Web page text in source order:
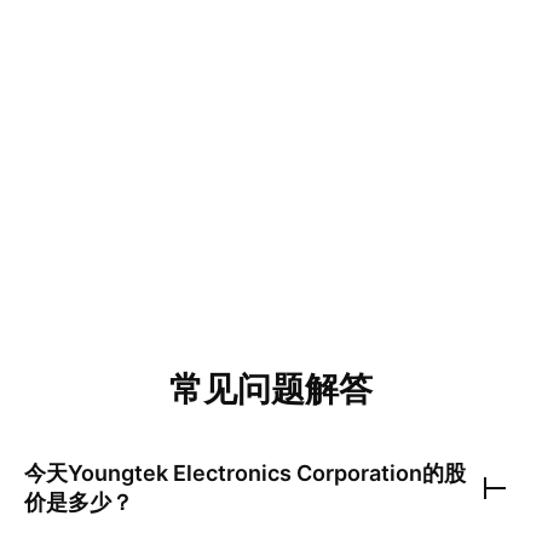
常见问题解答
今天Youngtek Electronics Corporation的股
价是多少？